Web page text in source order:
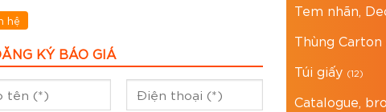
hệ
KÝ BÁO GIÁ
Tem nhãn,
Thùng Carton
Túi giấy (12)
Catalogue,